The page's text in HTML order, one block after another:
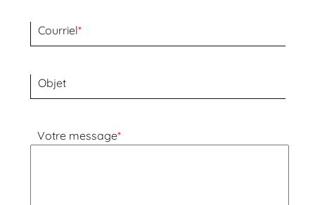
Courriel*
Objet
Votre message*